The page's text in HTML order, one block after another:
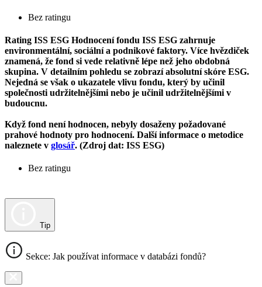
Bez ratingu
Rating ISS ESG Hodnocení fondu ISS ESG zahrnuje
environmentální, sociální a podnikové faktory. Více hvězdiček
znamená, že fond si vede relativně lépe než jeho obdobná
skupina. V detailním pohledu se zobrazí absolutní skóre ESG.
Nejedná se však o ukazatele vlivu fondu, který by učinil
společnosti udržitelnějšími nebo je učinil udržitelnějšími v
budoucnu.
Když fond není hodnocen, nebyly dosaženy požadované
prahové hodnoty pro hodnocení. Další informace o metodice
naleznete v glosář. (Zdroj dat: ISS ESG)
Bez ratingu
Tip
Sekce: Jak používat informace v databázi fondů?